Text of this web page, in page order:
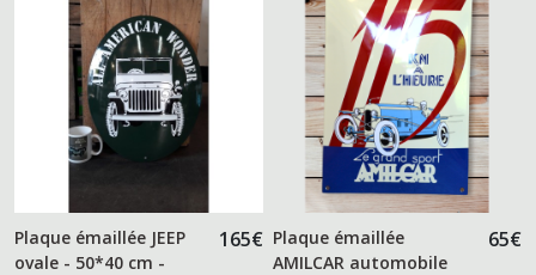
Plaque émaillée JEEP
ovale - 50*40 cm -
165€ Plaque émaillée
AMILCAR automobile
65€